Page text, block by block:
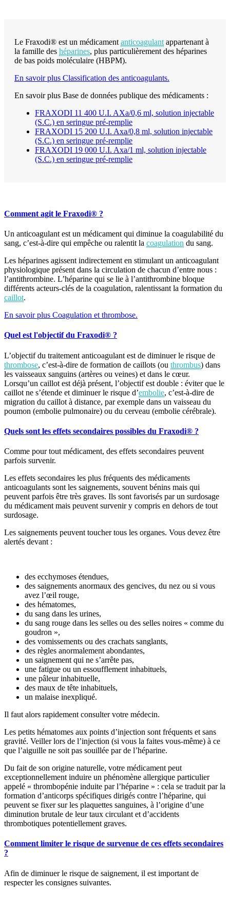
Le Fraxodi® est un médicamentanticoagulantappartenant à
la famille des héparines, plus particulièrement des héparines
de bas poids moléculaire (HBPM).
En savoir plus Classification des anticoagulants.
En savoir plus Base de données publique des médicaments :
FRAXODI 11 400 U.I. AXa/0,6 ml, solution injectable
(S.C.) en seringue pré-remplie
FRAXODI 15 200 U.I. Axa/0,8 ml, solution injectable
(S.C.) en seringue pré-remplie
FRAXODI 19 000 U.I. Axa/1 ml, solution injectable
(S.C.) en seringue pré-remplie
Comment agit le Fraxodi® ?
Un anticoagulant est un médicament qui diminue la coagulabilité du
sang, c’est-à-dire qui empêche ou ralentit la coagulation du sang.
Les héparines agissent indirectement en stimulant un anticoagulant
physiologique présent dans la circulation de chacun d’entre nous :
l’antithrombine. L’héparine qui se lie à l’antithrombine bloque
différents acteurs-clés de la coagulation, ralentissant la formation du
caillot.
En savoir plus Coagulation et thrombose.
Quel est l'objectif du Fraxodi® ?
L’objectif du traitement anticoagulant est de diminuer le risque de
thrombose, c’est-à-dire de formation de caillots (ou thrombus) dans
les vaisseaux sanguins (artères ou veines) et dans le cœur.
Lorsqu’un caillot est déjà présent, l’objectif est double : éviter que le
caillot ne s’étende et diminuer le risque d’embolie, c’est-à-dire de
migration du caillot à distance, par exemple dans un vaisseau du
poumon (embolie pulmonaire) ou du cerveau (embolie cérébrale).
Quels sont les effets secondaires possibles du Fraxodi® ?
Comme pour tout médicament, des effets secondaires peuvent
parfois survenir.
Les effets secondaires les plus fréquents des médicaments
anticoagulants sont les saignements, souvent bénins mais qui
peuvent parfois être très graves. Ils sont favorisés par un surdosage
du médicament mais peuvent survenir y compris en dehors de tout
surdosage.
Les saignements peuvent toucher tous les organes. Vous devez être
alertés devant :
des ecchymoses étendues,
des saignements anormaux des gencives, du nez ou si vous
avez l’œil rouge,
des hématomes,
du sang dans les urines,
du sang rouge dans les selles ou des selles noires « comme du
goudron »,
des vomissements ou des crachats sanglants,
des règles anormalement abondantes,
un saignement qui ne s’arrête pas,
une fatigue ou un essoufflement inhabituels,
une pâleur inhabituelle,
des maux de tête inhabituels,
un malaise inexpliqué.
Il faut alors rapidement consulter votre médecin.
Les petits hématomes aux points d’injection sont fréquents et sans
gravité. Veiller lors de l’injection (si vous la faites vous-même) à ce
que l’aiguille ne soit pas souillée par de l’héparine.
Du fait de son origine naturelle, votre médicament peut
exceptionnellement induire un phénomène allergique particulier
appelé « thrombopénie induite par l’héparine » : cela se traduit par la
formation d’anticorps spécifiques dirigés contre l’héparine, qui
peuvent se fixer sur les plaquettes sanguines, à l’origine d’une
diminution brutale de leur taux circulant et d’accidents
thrombotiques potentiellement graves.
Comment limiter le risque de survenue de ces effets secondaires
?
Afin de diminuer le risque de saignement, il est important de
respecter les consignes suivantes.